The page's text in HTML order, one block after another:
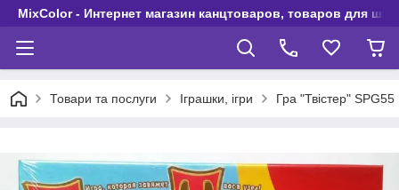
MixColor - Интернет магазин канцтоваров, товаров для
Товари та послуги Іграшки, ігри Гра "Твістер" SPG55